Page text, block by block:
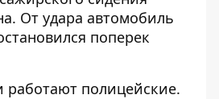
От удара автомобиль
поперек
работают полицейские.